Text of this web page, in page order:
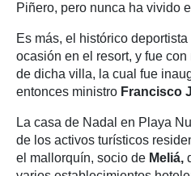
Piñero, pero nunca ha vivido
Es más, el histórico
ocasión en el resort, y fue
de dicha villa, la cual fue
entonces ministro Francisco
La casa de Nadal en Playa
de los activos turísticos
el mallorquín, socio de Meliá,